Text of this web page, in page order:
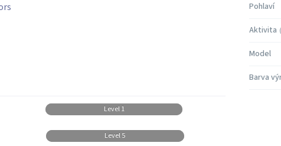
Level 1
Level 5
Pohlaví
Aktivita
Model
Barva